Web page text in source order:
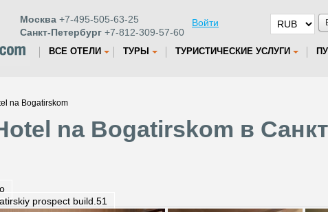
Москва +7-495-505-63-25
Санкт-Петербург +7-812-309-57-60
Войти
ВСЕ ОТЕЛИ ТУРЫ ТУРИСТИЧЕСКИЕ УСЛУГИ
na Bogatirskom
na Bogatirskom в
prospect build.51